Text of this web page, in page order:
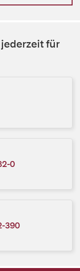
jederzeit für
0
390